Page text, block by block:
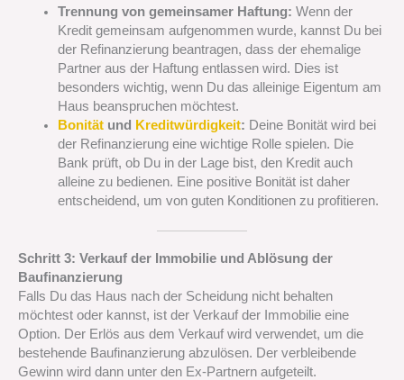
Trennung von gemeinsamer Haftung: Wenn der
Kredit gemeinsam aufgenommen wurde, kannst Du bei
der Refinanzierung beantragen, dass der ehemalige
Partner aus der Haftung entlassen wird. Dies ist
besonders wichtig, wenn Du das alleinige Eigentum am
Haus beanspruchen möchtest.
Bonitätund Kreditwürdigkeit: Deine Bonität wird bei
der Refinanzierung eine wichtige Rolle spielen. Die
Bank prüft, ob Du in der Lage bist, den Kredit auch
alleine zu bedienen. Eine positive Bonität ist daher
entscheidend, um von guten Konditionen zu profitieren.
Schritt 3: Verkauf der Immobilie und Ablösung der
Baufinanzierung
Falls Du das Haus nach der Scheidung nicht behalten
möchtest oder kannst, ist der Verkauf der Immobilie eine
Option. Der Erlös aus dem Verkauf wird verwendet, um die
bestehende Baufinanzierung abzulösen. Der verbleibende
Gewinn wird dann unter den Ex-Partnern aufgeteilt.